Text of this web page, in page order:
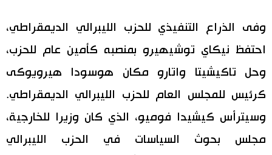
وفى الذراع التنفيذي للحزب الليبرالي الديمقراطي،
احتفظ نيكاي توشيهيرو بمنصبه كأمين عام للحزب،
وحل تاكيشيتا واتارو مكان هوسودا هيرويوكى
كرئيس للمجلس العام للحزب الليبرالي الديمقراطي.
وسيترأس كيشيدا فوميو، الذي كان وزيرا للخارجية،
مجلس بحوث السياسات في الحزب الليبرالي